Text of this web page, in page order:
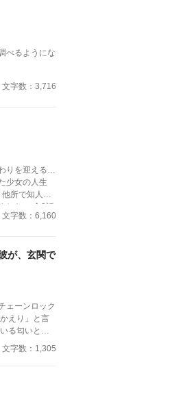
べるようにな
文字数：3,716
りを迎える…
少女の人生
した。 全3話
文字数：6,160
が、玄関で
ェーンロック
えり」と言
る匂いと、
文字数：1,305